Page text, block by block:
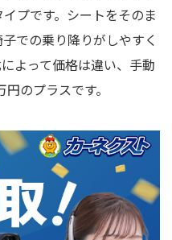
プです。シートをそのま
での乗り降りがしやすく
よって価格は違い、手動
のプラスです。